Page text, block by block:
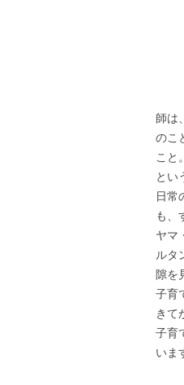
師は
のこ
こと
とい
日常
も、
ヤマ
ルタ
隙を
子育
きて
子育
いま